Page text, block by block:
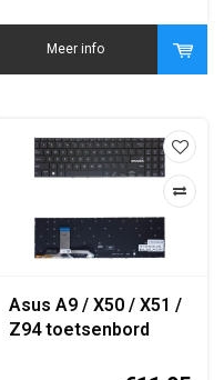
Meer info
Asus A9 / X50 / X51 /
Z94 toetsenbord